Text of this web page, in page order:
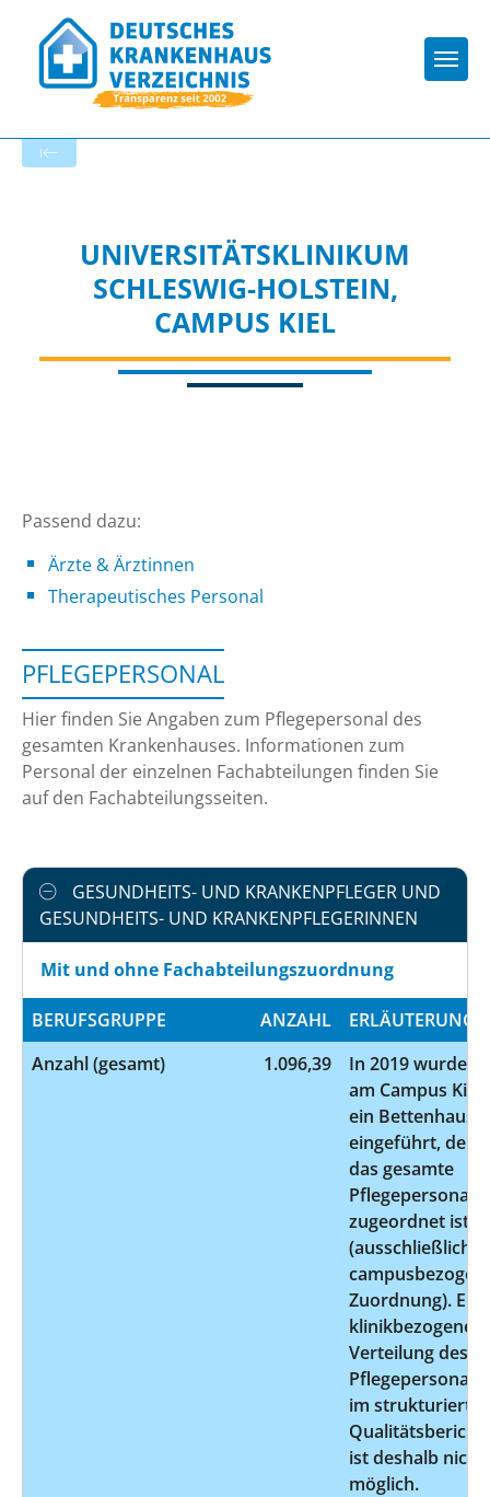
UNIVERSITÄTSKLINIKUM
SCHLESWIG-HOLSTEIN,
CAMPUS KIEL
Passend dazu:
Ärzte & Ärztinnen
Therapeutisches Personal
PFLEGEPERSONAL
Hier finden Sie Angaben zum Pflegepersonal des
gesamten Krankenhauses. Informationen zum
Personal der einzelnen Fachabteilungen finden Sie
auf den Fachabteilungsseiten.
GESUNDHEITS- UND KRANKENPFLEGER UND
GESUNDHEITS- UND KRANKENPFLEGERINNEN
Mit und ohne Fachabteilungszuordnung
BERUFSGRUPPE ANZAHL
ERLÄUTERUNG
Anzahl (gesamt)
1.096,39
In 2019 wurde
am Campus Kiel
ein Bettenhaus
eingeführt, dem
das gesamte
Pflegepersonal
zugeordnet ist
(ausschließlich
Zuordnung). Eine
klinikbezogene
Verteilung des
Pflegepersonals
im
Qualitätsbericht
ist deshalb nicht
möglich.